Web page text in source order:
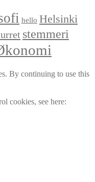
hello Helsinki
stemmeri
By continuing to use this
cookies, see here: